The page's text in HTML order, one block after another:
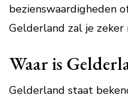
bezienswaardigheden
Gelderland zal je
Waar is
Gelderland staat